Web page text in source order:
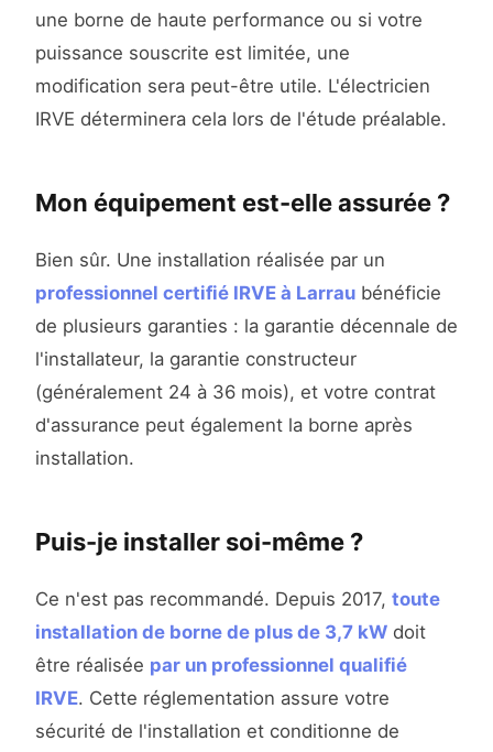
une borne de haute performance ou si votre
puissance souscrite est limitée, une
modification sera peut-être utile. L'électricien
IRVE déterminera cela lors de l'étude préalable.
Mon équipement est-elle assurée ?
Bien sûr. Une installation réalisée par un
professionnel certifié IRVE à Larrau bénéficie
de plusieurs garanties : la garantie décennale de
l'installateur, la garantie constructeur
(généralement 24 à 36 mois), et votre contrat
d'assurance peut également la borne après
installation.
Puis-je installer soi-même ?
Ce n'est pas recommandé. Depuis 2017, toute
installation de borne de plus de 3,7 kW doit
être réalisée par un professionnel qualifié
IRVE. Cette réglementation assure votre
sécurité de l'installation et conditionne de